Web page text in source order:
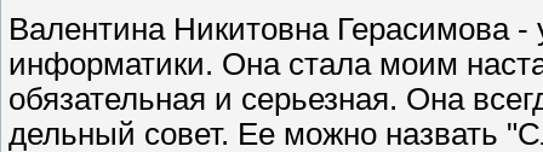
Валентина Никитовна Герасимова
информатики. Она стала моим
обязательная и серьезная. Она
дельный совет. Ее можно назвать